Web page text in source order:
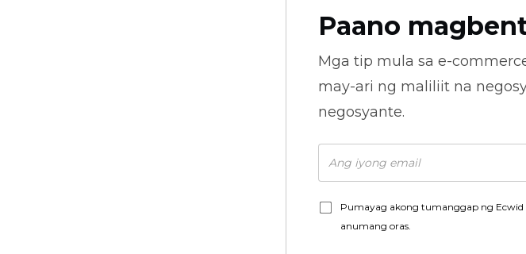
Paano
Mga tip mula sa e-
may-ari ng maliliit na
negosyante.
Pumayag akong tumanggap ng Ecwid
anumang oras.